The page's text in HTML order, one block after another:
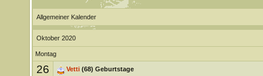
Allgemeiner Kalender
Oktober 2020
Montag
26 Vetti(68) Geburtstage